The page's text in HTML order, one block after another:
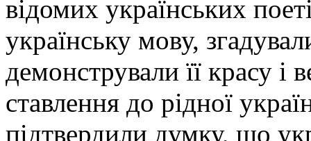
відомих українських
українську мову,
демонстрували її красу і
ставлення до рідної
підтвердили думку, що